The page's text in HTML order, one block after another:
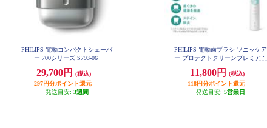
PHILIPS 電動コンパクトシェーバ
ー 700シリーズ S793-06
29,700円
(税込)
297円分ポイント還元
発送目安: 3週間
PHILIPS 電動歯ブラシ ソニッケア
ー プロテクトクリーンプレミアム
11,800円
(税込)
118円分ポイント還元
発送目安: 5営業日